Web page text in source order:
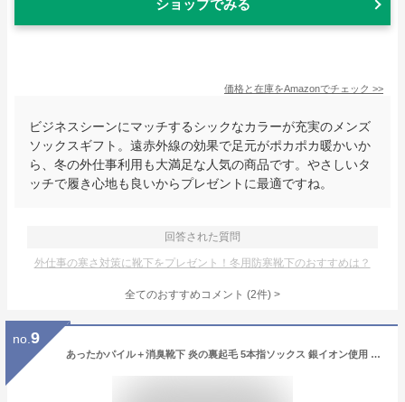
ショップでみる
価格と在庫をAmazonでチェック >>
ビジネスシーンにマッチするシックなカラーが充実のメンズ
ソックスギフト。遠赤外線の効果で足元がポカポカ暖かいか
ら、冬の外仕事利用も大満足な人気の商品です。やさしいタ
ッチで履き心地も良いからプレゼントに最適ですね。
回答された質問
外仕事の寒さ対策に靴下をプレゼント！冬用防寒靴下のおすすめは？
全てのおすすめコメント (2件) >
no. 9
あったかパイル＋消臭靴下 炎の裏起毛 5本指ソックス 銀イオン使用 4足組 24.5〜27cm 軍足 AA928 | 靴下 メンズ 抗菌 消臭 冬用 防寒 保温 厚手 送料無料 ソックス 五本指 五本指ソックス 作業用 作業靴下 安全靴 安全靴用靴下 防寒靴下 防寒ソックス 臭わない 作業用靴下